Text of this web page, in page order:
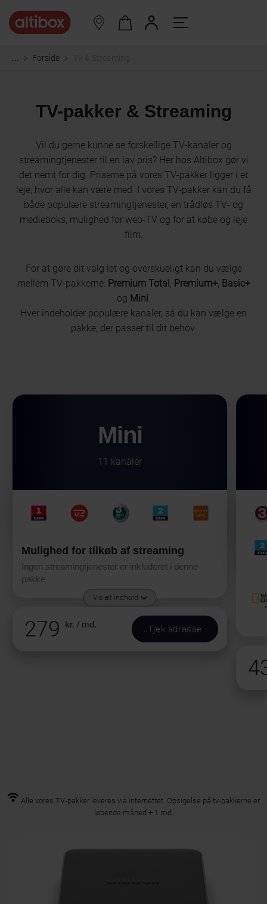
... Forside
TV-pakker & Streaming
Vil du gerne kunne se forskellige TV-kanaler og
streamingtjenester til en lav pris? Her hos Altibox gør vi
det nemt for dig. Priserne på vores TV-pakker ligger i et
leje, hvor alle kan være med. I vores TV-pakker kan du få
både populære streamingtjenester, en trådløs TV- og
medieboks, mulighed for web-TV og for at købe og leje
film.
For at gøre dit valg let og overskueligt kan du vælge
mellem TV-pakkerne: Premium Total , Premium+, Basic+
og Mini.
Hver indeholder populære kanaler, så du kan vælge en
pakke, der passer til dit behov.
Mini
11 kanaler
Mulighed for tilkøb af streaming
Ingen streamingtjenester er inkluderet i denne
pakke
Vis alt indhold
279 kr. / md. Tjek adresse
Alle vores TV-pakker leveres via internettet. Opsigelse på tv-pakkerne er
løbende måned + 1 md.